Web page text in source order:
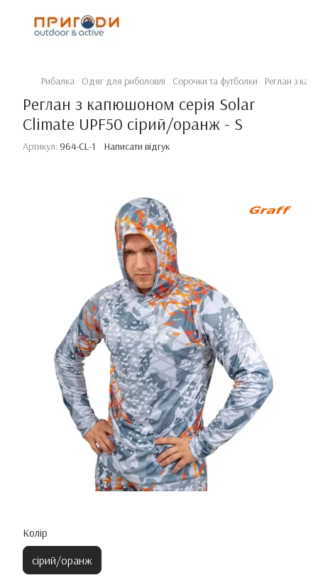
Рибалка Одяг для риболовлі Сорочки та футболки Реглан з
Реглан з капюшоном серія Solar
Climate UPF50 сірий/оранж - S
Артикул: 964-CL-1 Написати відгук
Колір
сірий/оранж